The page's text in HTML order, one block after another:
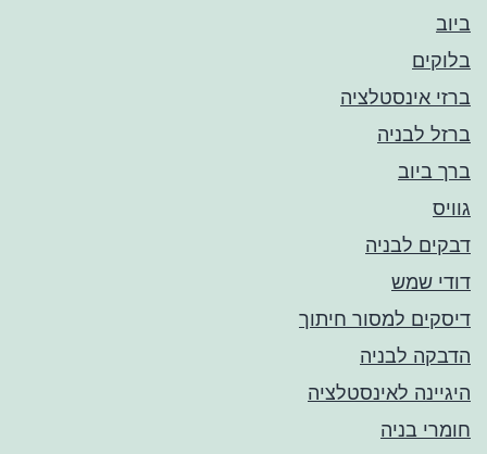
ביוב
בלוקים
ברזי אינסטלציה
ברזל לבניה
ברך ביוב
גוויס
דבקים לבניה
דודי שמש
דיסקים למסור חיתוך
הדבקה לבניה
היגיינה לאינסטלציה
חומרי בניה